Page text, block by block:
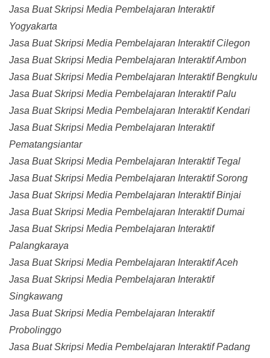
Jasa Buat Skripsi Media Pembelajaran Interaktif
Yogyakarta
Jasa Buat Skripsi Media Pembelajaran Interaktif Cilegon
Jasa Buat Skripsi Media Pembelajaran Interaktif Ambon
Jasa Buat Skripsi Media Pembelajaran Interaktif Bengkulu
Jasa Buat Skripsi Media Pembelajaran Interaktif Palu
Jasa Buat Skripsi Media Pembelajaran Interaktif Kendari
Jasa Buat Skripsi Media Pembelajaran Interaktif
Pematangsiantar
Jasa Buat Skripsi Media Pembelajaran Interaktif Tegal
Jasa Buat Skripsi Media Pembelajaran Interaktif Sorong
Jasa Buat Skripsi Media Pembelajaran Interaktif Binjai
Jasa Buat Skripsi Media Pembelajaran Interaktif Dumai
Jasa Buat Skripsi Media Pembelajaran Interaktif
Palangkaraya
Jasa Buat Skripsi Media Pembelajaran Interaktif Aceh
Jasa Buat Skripsi Media Pembelajaran Interaktif
Singkawang
Jasa Buat Skripsi Media Pembelajaran Interaktif
Probolinggo
Jasa Buat Skripsi Media Pembelajaran Interaktif Padang